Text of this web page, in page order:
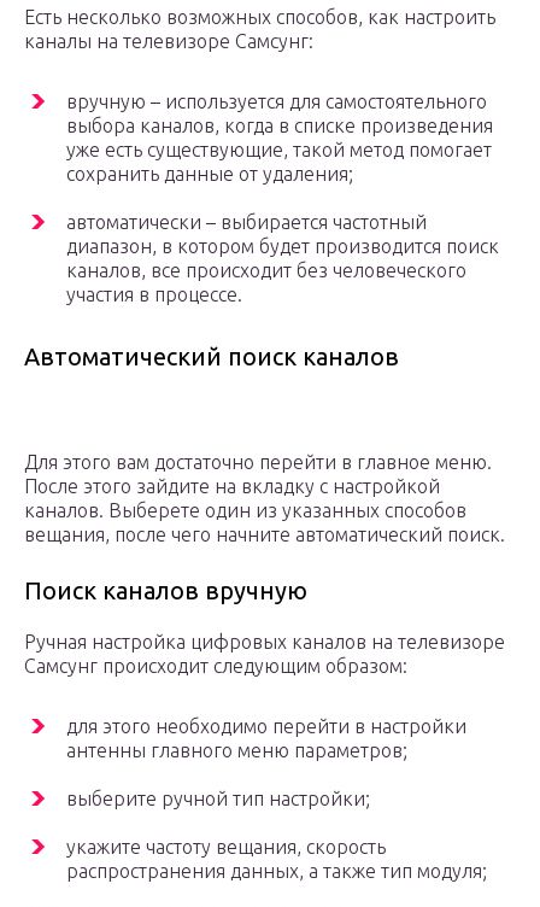
Есть несколько возможных способов, как настроить
каналы на телевизоре Самсунг:
вручную – используется для самостоятельного
выбора каналов, когда в списке произведения
уже есть существующие, такой метод помогает
сохранить данные от удаления;
автоматически – выбирается частотный
диапазон, в котором будет производится поиск
каналов, все происходит без человеческого
участия в процессе.
Автоматический поиск каналов
Для этого вам достаточно перейти в главное меню.
После этого зайдите на вкладку с настройкой
каналов. Выберете один из указанных способов
вещания, после чего начните автоматический поиск.
Поиск каналов вручную
Ручная настройка цифровых каналов на телевизоре
Самсунг происходит следующим образом:
для этого необходимо перейти в настройки
антенны главного меню параметров;
выберите ручной тип настройки;
укажите частоту вещания, скорость
распространения данных, а также тип модуля;